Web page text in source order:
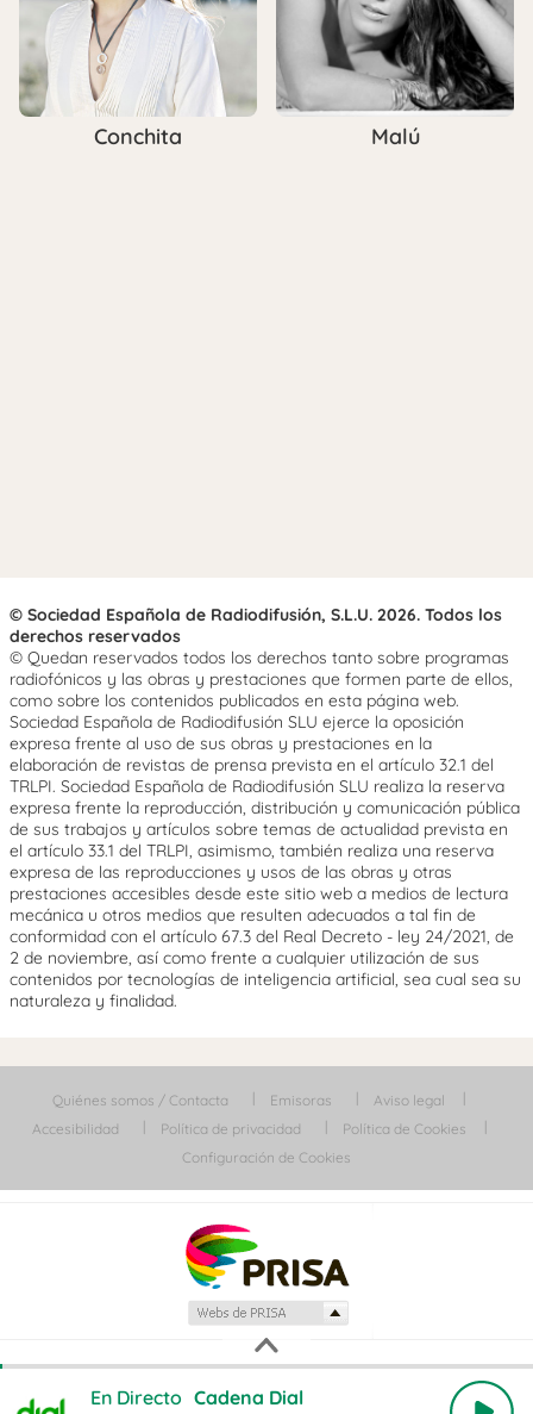
Conchita Malú
© Sociedad Española de Radiodifusión, S.L.U. 2026. Todos los
derechos reservados
© Quedan reservados todos los derechos tanto sobre programas
radiofónicos y las obras y prestaciones que formen parte de ellos,
como sobre los contenidos publicados en esta página web.
Sociedad Española de Radiodifusión SLU ejerce la oposición
expresa frente al uso de sus obras y prestaciones en la
elaboración de revistas de prensa prevista en el artículo 32.1 del
TRLPI. Sociedad Española de Radiodifusión SLU realiza la reserva
expresa frente la reproducción, distribución y comunicación pública
de sus trabajos y artículos sobre temas de actualidad prevista en
el artículo 33.1 del TRLPI, asimismo, también realiza una reserva
expresa de las reproducciones y usos de las obras y otras
prestaciones accesibles desde este sitio web a medios de lectura
mecánica u otros medios que resulten adecuados a tal fin de
conformidad con el artículo 67.3 del Real Decreto - ley 24/2021, de
2 de noviembre, así como frente a cualquier utilización de sus
contenidos por tecnologías de inteligencia artificial, sea cual sea su
naturaleza y finalidad.
Quiénes somos / Contacta Emisoras
Aviso legal
Accesibilidad
Política de privacidad
Política de Cookies
Configuración de Cookies
En Directo Cadena Dial